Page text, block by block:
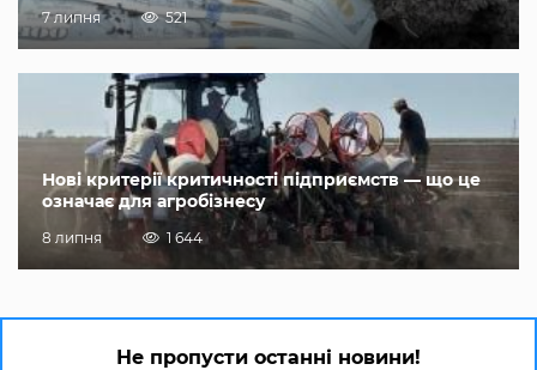
7 липня 521
Нові критерії критичності підприємств — що це
означає для агробізнесу
8 липня 1 644
Не пропусти останні новини!